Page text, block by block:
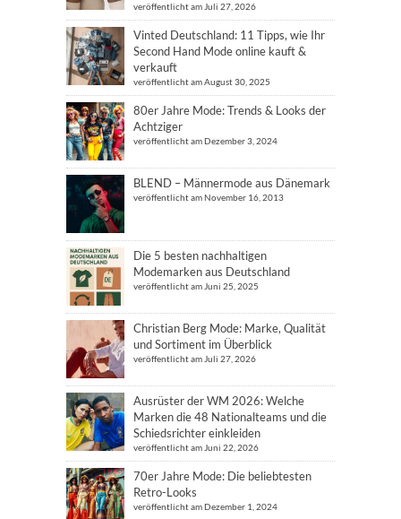
veröffentlicht am Juli 27, 2026
Vinted Deutschland: 11 Tipps, wie Ihr
Second Hand Mode online kauft &
verkauft
veröffentlicht am August 30, 2025
80er Jahre Mode: Trends & Looks der
Achtziger
veröffentlicht am Dezember 3, 2024
BLEND – Männermode aus Dänemark
veröffentlicht am November 16, 2013
Die 5 besten nachhaltigen
Modemarken aus Deutschland
veröffentlicht am Juni 25, 2025
Christian Berg Mode: Marke, Qualität
und Sortiment im Überblick
veröffentlicht am Juli 27, 2026
Ausrüster der WM 2026: Welche
Marken die 48 Nationalteams und die
Schiedsrichter einkleiden
veröffentlicht am Juni 22, 2026
70er Jahre Mode: Die beliebtesten
Retro-Looks
veröffentlicht am Dezember 1, 2024